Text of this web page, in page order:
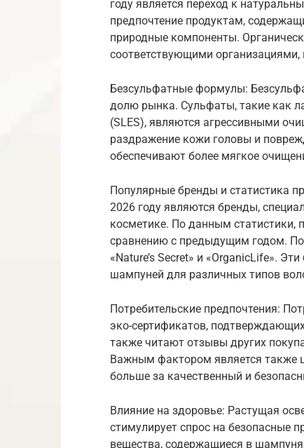
году является переход к
предпочтение продуктам,
природные компоненты.
соответствующими
Безсульфатные формулы:
долю рынка. Сульфаты, такие как
(SLES), являются агрессивными
раздражение кожи головы и
обеспечивают более мягкое
Популярные бренды и статистика
2026 году являются бренды,
косметике. По данным статистики,
сравнению с предыдущим годом.
«Nature’s Secret» и «OrganicLife».
шампуней для различных типов
Потребительские предпочтения:
эко-сертификатов,
также читают отзывы других
Важным фактором является также
больше за качественный и
Влияние на здоровье: Растущая
стимулирует спрос на безопасные
вещества, содержащиеся в